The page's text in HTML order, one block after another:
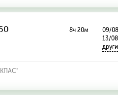
8ч 20м
09/
13/08